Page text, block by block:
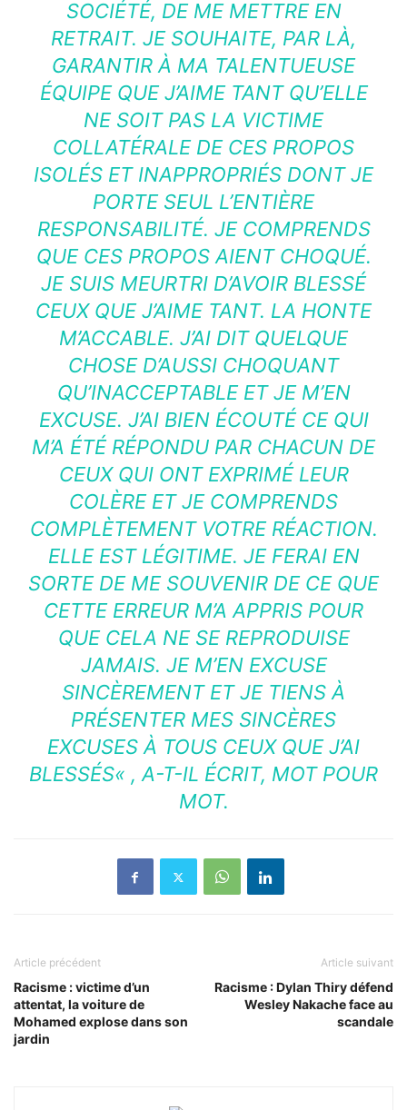
SOCIÉTÉ, DE ME METTRE EN
RETRAIT. JE SOUHAITE, PAR LÀ,
GARANTIR À MA TALENTUEUSE
ÉQUIPE QUE J’AIME TANT QU’ELLE
NE SOIT PAS LA VICTIME
COLLATÉRALE DE CES PROPOS
ISOLÉS ET INAPPROPRIÉS DONT JE
PORTE SEUL L’ENTIÈRE
RESPONSABILITÉ. JE COMPRENDS
QUE CES PROPOS AIENT CHOQUÉ.
JE SUIS MEURTRI D’AVOIR BLESSÉ
CEUX QUE J’AIME TANT. LA HONTE
M’ACCABLE. J’AI DIT QUELQUE
CHOSE D’AUSSI CHOQUANT
QU’INACCEPTABLE ET JE M’EN
EXCUSE. J’AI BIEN ÉCOUTÉ CE QUI
M’A ÉTÉ RÉPONDU PAR CHACUN DE
CEUX QUI ONT EXPRIMÉ LEUR
COLÈRE ET JE COMPRENDS
COMPLÈTEMENT VOTRE RÉACTION.
ELLE EST LÉGITIME. JE FERAI EN
SORTE DE ME SOUVENIR DE CE QUE
CETTE ERREUR M’A APPRIS POUR
QUE CELA NE SE REPRODUISE
JAMAIS. JE M’EN EXCUSE
SINCÈREMENT ET JE TIENS À
PRÉSENTER MES SINCÈRES
EXCUSES À TOUS CEUX QUE J’AI
BLESSÉS« , A-T-IL ÉCRIT, MOT POUR
MOT.
Article précédent
Racisme : victime d’un
attentat, la voiture de
Mohamed explose dans son
jardin
Article suivant
Racisme : Dylan Thiry défend
Wesley Nakache face au
scandale